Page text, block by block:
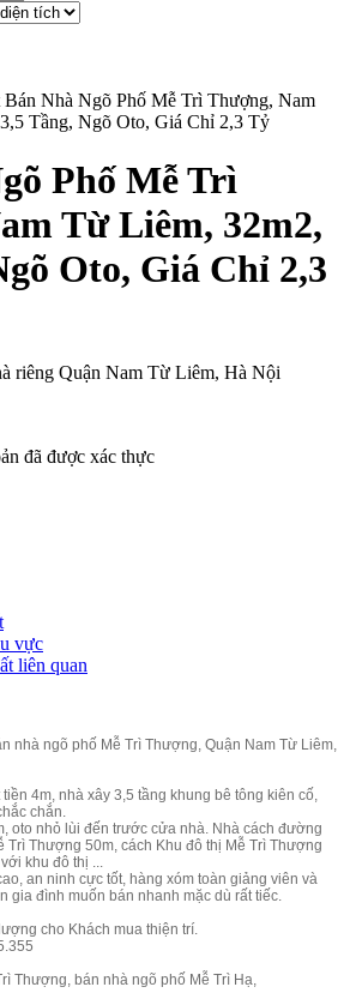
Nhà Ngõ Phố Mễ Trì Thượng, Nam
Tầng, Ngõ Oto, Giá Chỉ 2,3 Tỷ
Phố Mễ Trì
Từ Liêm, 32m2,
Oto, Giá Chỉ 2,3
riêng Quận Nam Từ Liêm, Hà Nội
đã được xác thực
vực
liên quan
nhà ngõ phố Mễ Trì Thượng, Quận Nam Từ Liêm,
4m, nhà xây 3,5 tầng khung bê tông kiên cố,
chắn.
oto nhỏ lùi đến trước cửa nhà. Nhà cách đường
Trì Thượng 50m, cách Khu đô thị Mễ Trì Thượng
khu đô thị ...
an ninh cực tốt, hàng xóm toàn giảng viên và
gia đình muốn bán nhanh mặc dù rất tiếc.
cho Khách mua thiện trí.
Thượng, bán nhà ngõ phố Mễ Trì Hạ,